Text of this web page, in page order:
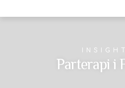
Parterapi i